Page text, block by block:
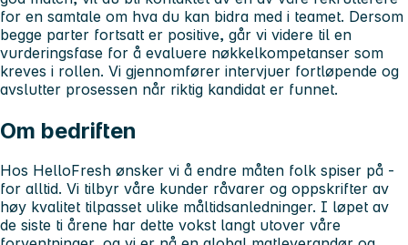
for en samtale om hva du kan bidra med i teamet. Dersom
begge parter fortsatt er positive, går vi videre til en
vurderingsfase for å evaluere nøkkelkompetanser som
kreves i rollen. Vi gjennomfører intervjuer fortløpende og
avslutter prosessen når riktig kandidat er funnet.
Om bedriften
Hos HelloFresh ønsker vi å endre måten folk spiser på -
for alltid. Vi tilbyr våre kunder råvarer og oppskrifter av
høy kvalitet tilpasset ulike måltidsanledninger. I løpet av
de siste ti årene har dette vokst langt utover våre